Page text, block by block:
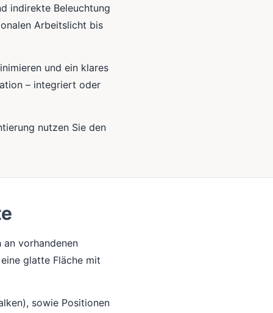
indirekte Beleuchtung
Arbeitslicht bis
und ein klares
– integriert oder
nutzen Sie den
vorhandenen
glatte Fläche mit
sowie Positionen